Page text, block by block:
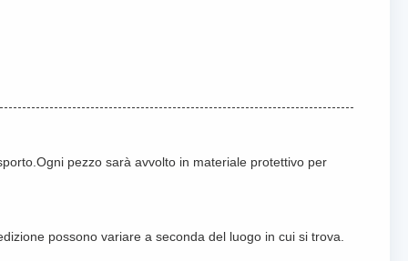
pezzo sarà avvolto in materiale protettivo per
possono variare a seconda del luogo in cui si trova.